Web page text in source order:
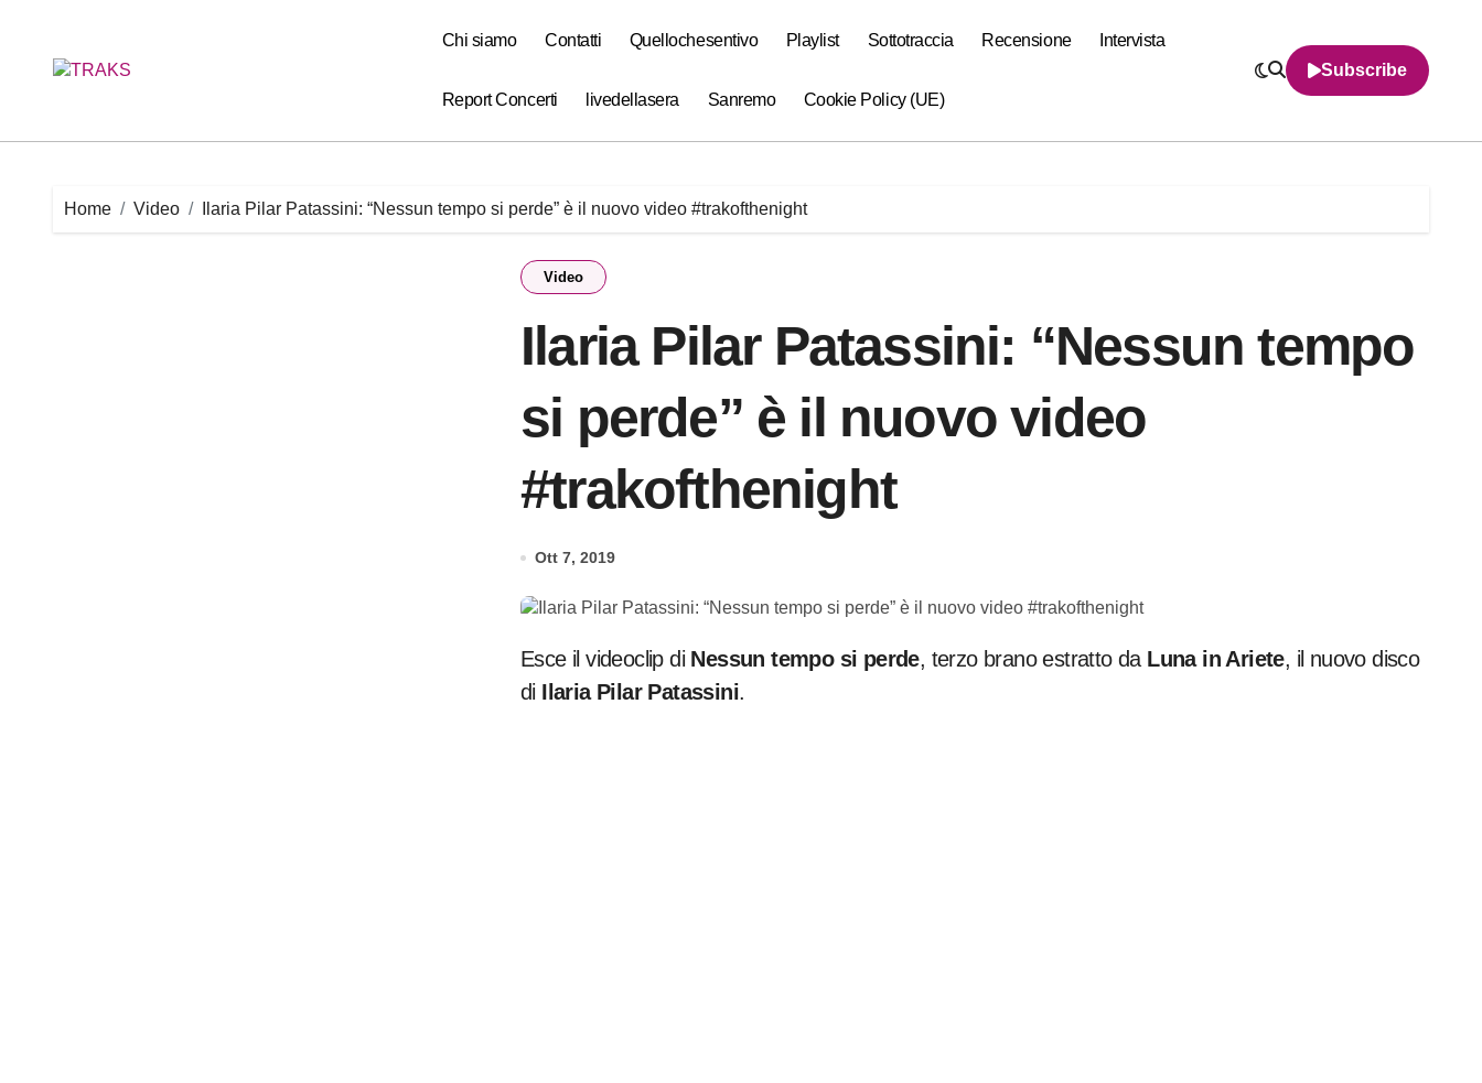
content
Chi siamo Contatti Quellochesentivo Playlist Sottotraccia Recensione Intervista
Report Concerti livedellasera Sanremo Cookie Policy (UE)
Subscribe
Home Video Ilaria Pilar Patassini: “Nessun tempo si perde” è il nuovo video #trakofthenight
Video
Ilaria Pilar Patassini: “Nessun tempo
si perde” è il nuovo video
#trakofthenight
Ott 7, 2019
Esce il videoclip di Nessun tempo si perde, terzo brano estratto da Luna in Ariete, il nuovo disco
di Ilaria Pilar Patassini.